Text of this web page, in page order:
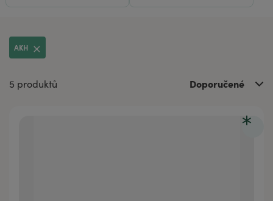
AKH
5 produktů Doporučené